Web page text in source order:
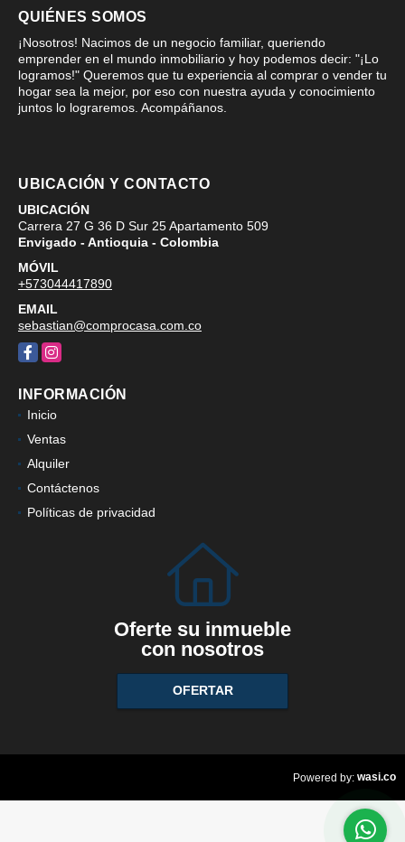
QUIÉNES SOMOS
¡Nosotros! Nacimos de un negocio familiar, queriendo
emprender en el mundo inmobiliario y hoy podemos decir: "¡Lo
logramos!" Queremos que tu experiencia al comprar o vender tu
hogar sea la mejor, por eso con nuestra ayuda y conocimiento
juntos lo lograremos. Acompáñanos.
UBICACIÓN Y CONTACTO
UBICACIÓN
Carrera 27 G 36 D Sur 25 Apartamento 509
Envigado - Antioquia - Colombia
MÓVIL
+573044417890
EMAIL
sebastian@comprocasa.com.co
FacebookInstagram
INFORMACIÓN
Inicio
Ventas
Alquiler
Contáctenos
Políticas de privacidad
Oferte su inmueble
con nosotros
OFERTAR
Powered by: wasi.co